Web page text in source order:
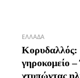
ΕΛΛΆΔΑ
Κορυδαλλός:
γηροκομείο
χτυπώντας